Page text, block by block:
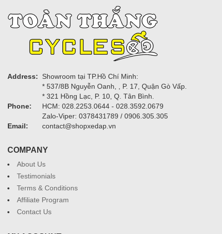
Address:
Showroom tại TP.Hồ Chí Minh:
* 537/8B Nguyễn Oanh, , P. 17, Quận Gò Vấp.
* 321 Hồng Lạc, P. 10, Q. Tân Bình.
Phone:
HCM: 028.2253.0644 - 028.3592.0679
Zalo-Viper: 0378431789 / 0906.305.305
Email:
contact@shopxedap.vn
COMPANY
About Us
Testimonials
Terms & Conditions
Affiliate Program
Contact Us